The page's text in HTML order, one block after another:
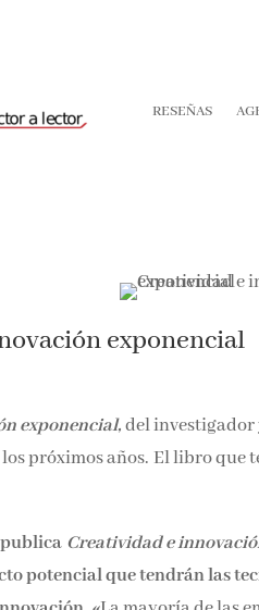
RESEÑAS
exponencial
exponencial,del investigador
próximos años. El libro
Creatividad e
potencial que tendrán las